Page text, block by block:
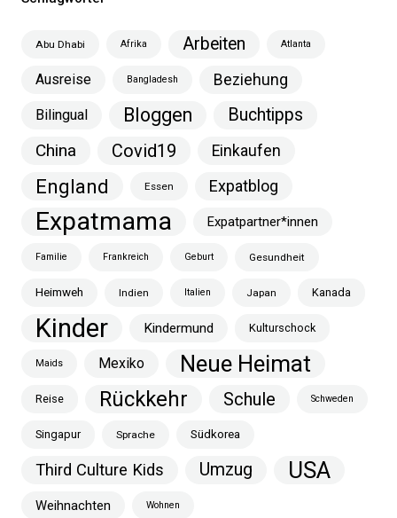
Abu Dhabi Afrika Arbeiten Atlanta
Ausreise Bangladesh Beziehung
Bilingual Bloggen
Buchtipps
China
Covid19 Einkaufen
England Essen Expatblog
Expatmama Expatpartner*innen
Familie Frankreich Geburt Gesundheit
Heimweh Indien Italien Japan Kanada
Kinder Kindermund Kulturschock
Maids Mexiko Neue Heimat
Reise Rückkehr Schule Schweden
Singapur Sprache Südkorea
Third Culture Kids Umzug USA
Weihnachten Wohnen